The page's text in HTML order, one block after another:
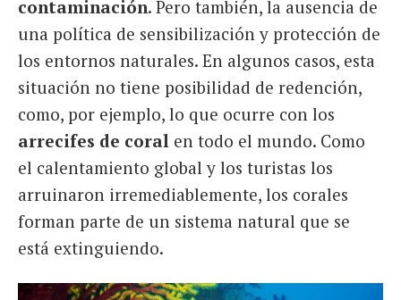
contaminación. Pero también, la ausencia de
una política de sensibilización y protección de
los entornos naturales. En algunos casos, esta
situación no tiene posibilidad de redención,
como, por ejemplo, lo que ocurre con los
arrecifes de coral en todo el mundo. Como
el calentamiento global y los turistas los
arruinaron irremediablemente, los corales
forman parte de un sistema natural que se
está extinguiendo.